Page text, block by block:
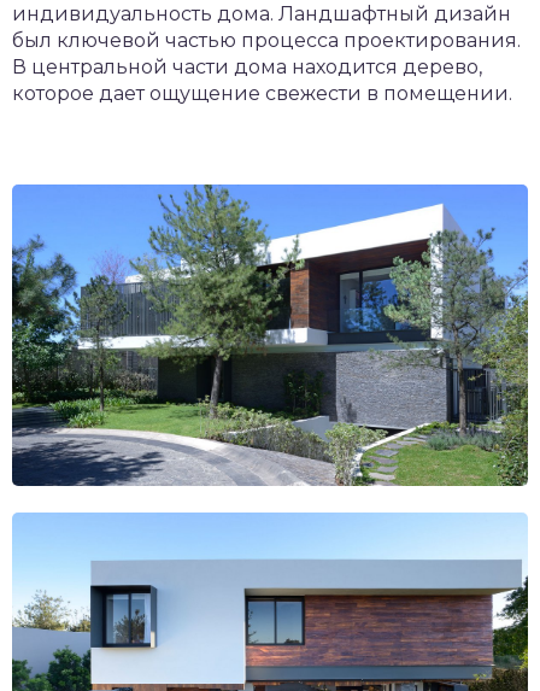
индивидуальность дома. Ландшафтный дизайн
был ключевой частью процесса проектирования.
В центральной части дома находится дерево,
которое дает ощущение свежести в помещении.